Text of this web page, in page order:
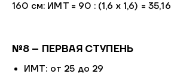
160 см: ИМТ = 90 : (1,6 х 1,6) = 35,16
№8 – ПЕРВАЯ СТУПЕНЬ
ИМТ: от 25 до 29